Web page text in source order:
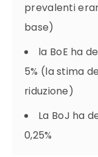
prevalenti
base)
la BoE ha
5% (la stima
riduzione)
La BoJ ha
0,25%